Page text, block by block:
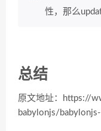
性，那么
总结
原文地址：https://
babylonjs/